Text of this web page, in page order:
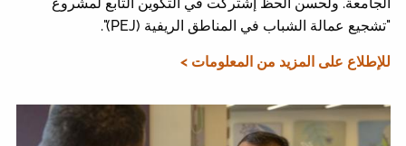
الجامعة. ولحسن الحظ إشتركت في التكوين التابع لمشروع
"تشجيع عمالة الشباب في المناطق الريفية (PEJ)".
للإطلاع على المزيد من المعلومات >